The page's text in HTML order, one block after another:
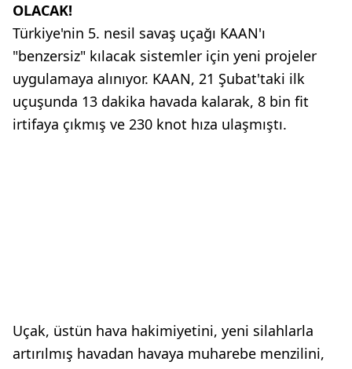
OLACAK!
Türkiye'nin 5. nesil savaş uçağı KAAN'ı
"benzersiz" kılacak sistemler için yeni projeler
uygulamaya alınıyor. KAAN, 21 Şubat'taki ilk
uçuşunda 13 dakika havada kalarak, 8 bin fit
irtifaya çıkmış ve 230 knot hıza ulaşmıştı.
Uçak, üstün hava hakimiyetini, yeni silahlarla
artırılmış havadan havaya muharebe menzilini,